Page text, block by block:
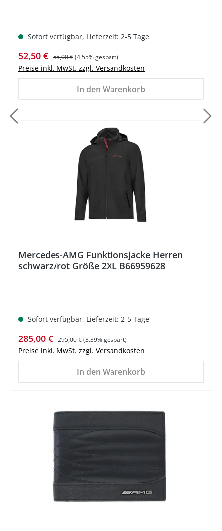
Sofort verfügbar, Lieferzeit: 2-5 Tage
Verkaufspreis:
52,50 € Regulärer Preis:
55,00 €(4.55% gespart)
Preise inkl. MwSt. zzgl. Versandkosten
In den Warenkorb
Mercedes-AMG Funktionsjacke Herren
schwarz/rot Größe 2XL B66959628
Sofort verfügbar, Lieferzeit: 2-5 Tage
Verkaufspreis:
285,00 € Regulärer Preis:
295,00 €(3.39% gespart)
Preise inkl. MwSt. zzgl. Versandkosten
In den Warenkorb